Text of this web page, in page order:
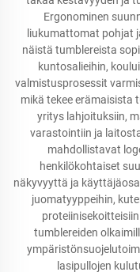
Ergonominen
liukumattomat pohjat
näistä tumblereista
kuntosalieihin,
valmistusprosessit
mikä tekee erämaisista
yritys lahjoituksiin,
varastointiin ja
mahdollistavat
henkilökohtaiset
näkyvyyttä ja
juomatyyppeihin,
tumblereiden
lasipullojen